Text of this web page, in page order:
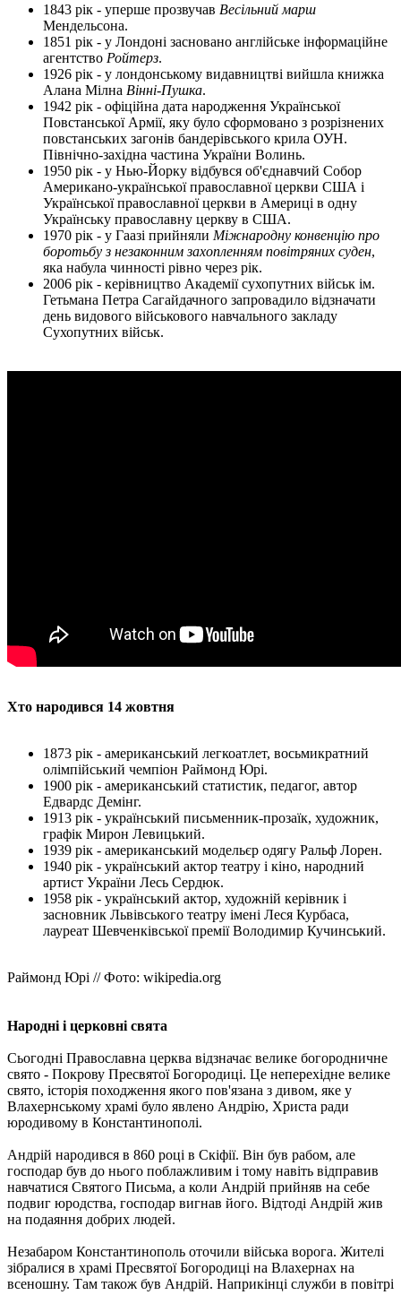
1843 рік - уперше прозвучав Весільний марш
Мендельсона.
1851 рік - у Лондоні засновано англійське інформаційне
агентство Ройтерз.
1926 рік - у лондонському видавництві вийшла книжка
Алана Мілна Вінні-Пушка.
1942 рік - офіційна дата народження Української
Повстанської Армії, яку було сформовано з розрізнених
повстанських загонів бандерівського крила ОУН.
Північно-західна частина України Волинь.
1950 рік - у Нью-Йорку відбувся об'єднавчий Собор
Американо-української православної церкви США і
Української православної церкви в Америці в одну
Українську православну церкву в США.
1970 рік - у Гаазі прийняли Міжнародну конвенцію про
боротьбу з незаконним захопленням повітряних суден,
яка набула чинності рівно через рік.
2006 рік - керівництво Академії сухопутних військ ім.
Гетьмана Петра Сагайдачного запровадило відзначати
день видового військового навчального закладу
Сухопутних військ.
Хто народився 14 жовтня
1873 рік - американський легкоатлет, восьмикратний
олімпійський чемпіон Раймонд Юрі.
1900 рік - американський статистик, педагог, автор
Едвардс Демінг.
1913 рік - український письменник-прозаїк, художник,
графік Мирон Левицький.
1939 рік - американський модельєр одягу Ральф Лорен.
1940 рік - український актор театру і кіно, народний
артист України Лесь Сердюк.
1958 рік - український актор, художній керівник і
засновник Львівського театру імені Леся Курбаса,
лауреат Шевченківської премії Володимир Кучинський.
Раймонд Юрі // Фото: wikipedia.org
Народні і церковні свята
Сьогодні Православна церква відзначає велике богородничне
свято - Покрову Пресвятої Богородиці. Це неперехідне велике
свято, історія походження якого пов'язана з дивом, яке у
Влахернському храмі було явлено Андрію, Христа ради
юродивому в Константинополі.
Андрій народився в 860 році в Скіфії. Він був рабом, але
господар був до нього поблажливим і тому навіть відправив
навчатися Святого Письма, а коли Андрій прийняв на себе
подвиг юродства, господар вигнав його. Відтоді Андрій жив
на подаяння добрих людей.
Незабаром Константинополь оточили війська ворога. Жителі
зібралися в храмі Пресвятої Богородиці на Влахернах на
всеношну. Там також був Андрій. Наприкінці служби в повітрі